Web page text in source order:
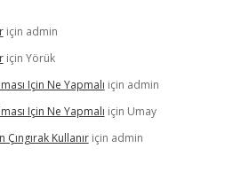
için admin
için Yörük
Için Ne Yapmalı için admin
Için Ne Yapmalı için Umay
Kullanıriçin admin